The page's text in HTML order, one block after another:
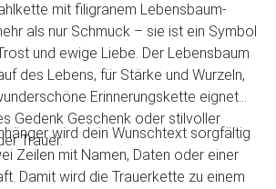
mit filigranem Lebensbaum-
als nur Schmuck – sie ist ein Symbol
und ewige Liebe. Der Lebensbaum
des Lebens, für Stärke und Wurzeln,
Erinnerungskette eignet
Gedenk Geschenk oder stilvoller
Trauer.wird dein Wunschtext sorgfältig
Zeilen mit Namen, Daten oder einer
Damit wird die Trauerkette zu einem